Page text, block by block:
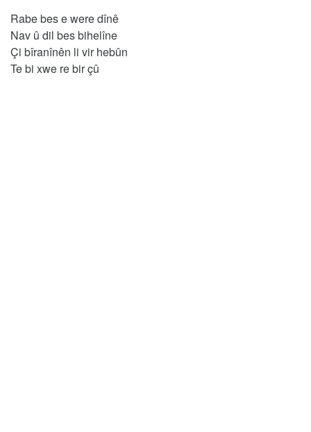
Rabe bes e were dînê
Nav û dil bes bihelîne
Çi bîranînên li vir hebûn
Te bi xwe re bir çû